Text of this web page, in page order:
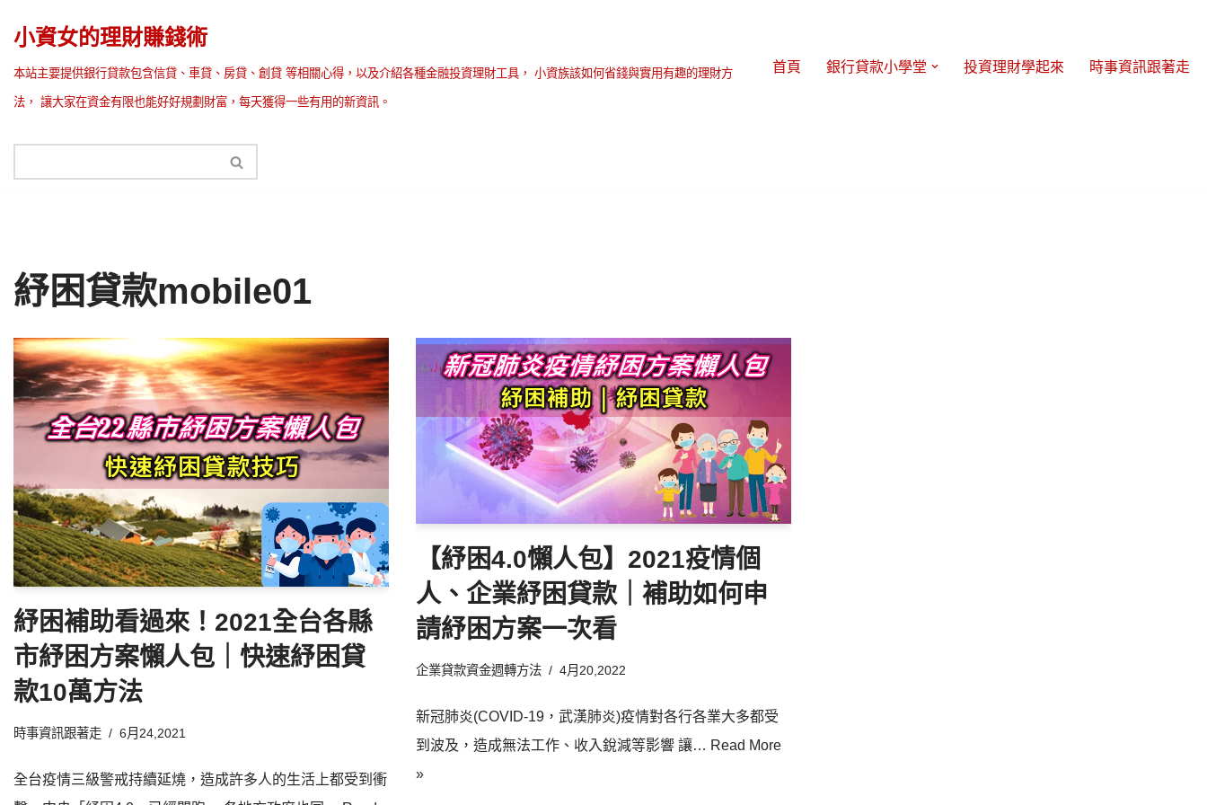
Skip
to
content
小資女的理財賺錢術
本站主要提供銀行貸款包含信貸、車貸、房貸、創貸 等相關心得，以及介紹各種金融投資理財工具， 小資族該如何省錢與實用有趣的理財方
法， 讓大家在資金有限也能好好規劃財富，每天獲得一些有用的新資訊。
首頁 銀行貸款小學堂 投資理財學起來 時事資訊跟著走
紓困貸款mobile01
紓困補助看過來！2021全台各縣
市紓困方案懶人包｜快速紓困貸
款10萬方法
時事資訊跟著走 6月24,2021
全台疫情三級警戒持續延燒，造成許多人的生活上都受到衝
【紓困4.0懶人包】2021疫情個
人、企業紓困貸款｜補助如何申
請紓困方案一次看
企業貸款資金週轉方法 4月20,2022
新冠肺炎(COVID-19，武漢肺炎)疫情對各行各業大多都受
到波及，造成無法工作、收入銳減等影響 讓… Read More
»